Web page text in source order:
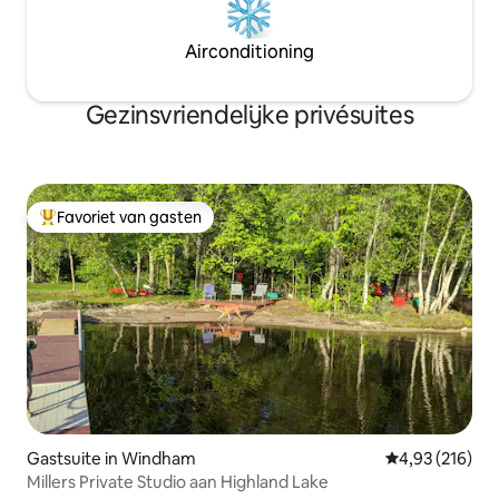
Airconditioning
Gezinsvriendelijke privésuites
Topfavoriet van gasten
Favoriet van gasten
Gastsuite in Windham Gemiddelde
4,93 (216)
Millers Private Studio aan Highland Lake